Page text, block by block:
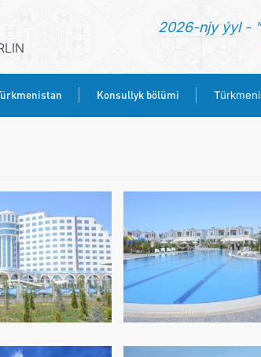
2026-njy ýyl -
Konsullyk bölümi
TÜRKMENISTANYŇ DIM
TÜRKMENISTAN
KONSULLYK BÖLÜMI
TÜRKMENISTANDA MAÝA GOÝUMLAR